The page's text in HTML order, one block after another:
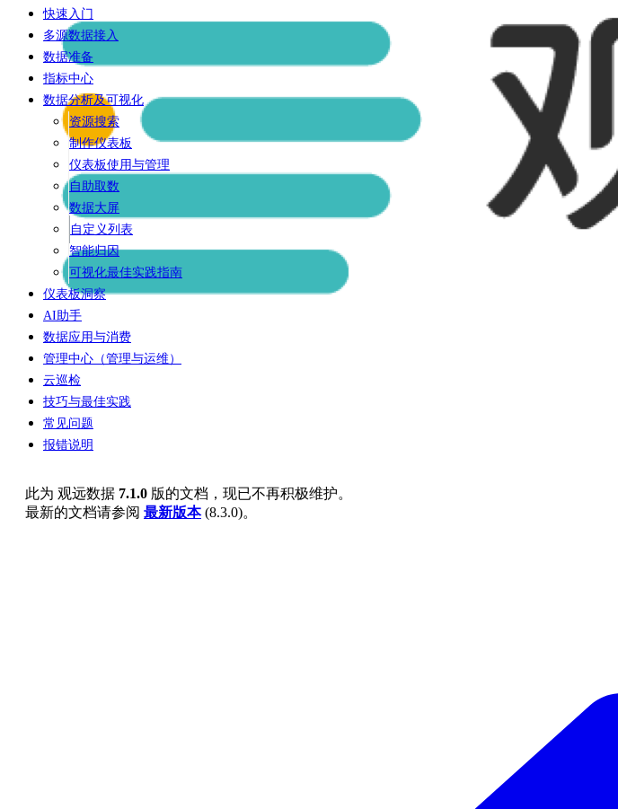
快速入门
多源数据接入
数据准备
指标中心
数据分析及可视化
资源搜索
制作仪表板
仪表板使用与管理
自助取数
数据大屏
自定义列表
智能归因
可视化最佳实践指南
仪表板洞察
AI助手
数据应用与消费
管理中心（管理与运维）
云巡检
技巧与最佳实践
常见问题
报错说明
此为 观远数据 7.1.0 版的文档，现已不再积极维护。
最新的文档请参阅 最新版本(8.3.0)。